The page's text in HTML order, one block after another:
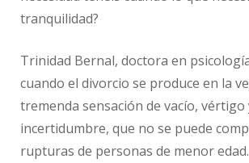
tranquilidad?
Trinidad Bernal, doctora en
cuando el divorcio se produce en la
tremenda sensación de vacío, vértigo
incertidumbre, que no se puede
rupturas de personas de menor